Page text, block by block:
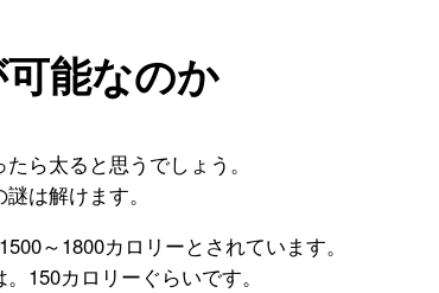
能なのか
ら太ると思うでしょう。
は解けます。
～1800カロリーとされています。
150カロリーぐらいです。